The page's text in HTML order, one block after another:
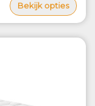
Bekijk opties